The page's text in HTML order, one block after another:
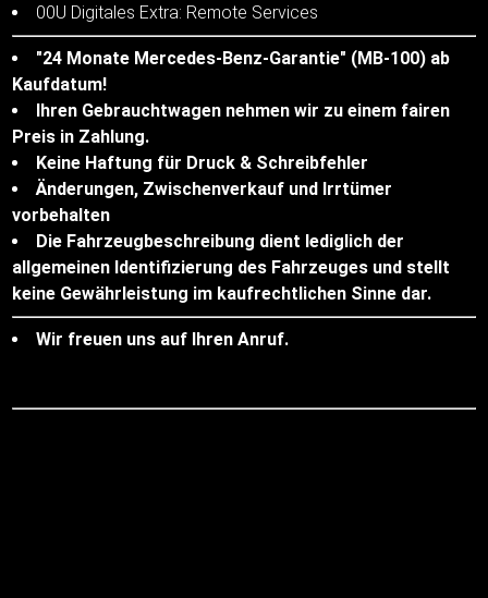
00U Digitales Extra: Remote Services
"24 Monate Mercedes-Benz-Garantie" (MB-100) ab
Kaufdatum!
Ihren Gebrauchtwagen nehmen wir zu einem fairen
Preis in Zahlung.
Keine Haftung für Druck & Schreibfehler
Änderungen, Zwischenverkauf und Irrtümer
vorbehalten
Die Fahrzeugbeschreibung dient lediglich der
allgemeinen Identifizierung des Fahrzeuges und stellt
keine Gewährleistung im kaufrechtlichen Sinne dar.
Wir freuen uns auf Ihren Anruf.